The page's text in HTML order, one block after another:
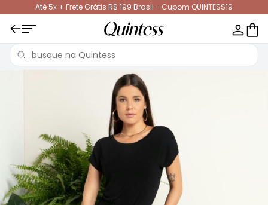
Até 5x + Frete Grátis R$ 199 Brasil - Cupom QUINTESS19